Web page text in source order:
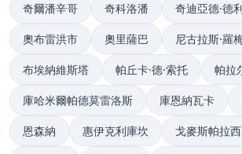
奇爾潘辛哥 奇科洛潘 奇迪亞德·德
奧布雷洪市 奧里薩巴 尼古拉斯·羅
布埃納維斯塔 帕丘卡·德·索托 帕拉
庫哈米爾帕德莫雷洛斯 庫恩納瓦卡
恩森納 惠伊克利庫坎 戈麥斯帕拉